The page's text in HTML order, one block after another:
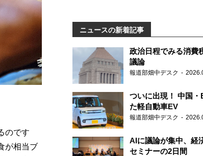
のです
が相当ブ
ニュースの新着記事
政治日程でみる消費
議論
報道部畑中デスク
ついに出現！ 中国・
た軽自動車EV
報道部畑中デスク
AIに議論が集中、経
セミナーの2日間